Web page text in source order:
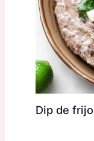
Dip de